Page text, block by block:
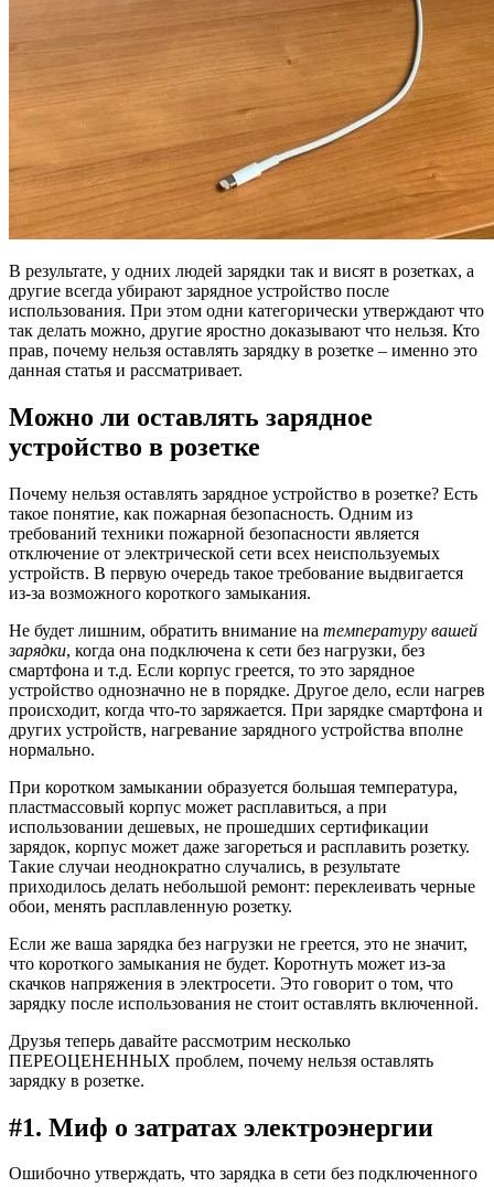
В результате, у одних людей зарядки так и висят в розетках, а
другие всегда убирают зарядное устройство после
использования. При этом одни категорически утверждают что
так делать можно, другие яростно доказывают что нельзя. Кто
прав, почему нельзя оставлять зарядку в розетке – именно это
данная статья и рассматривает.
Можно ли оставлять зарядное
устройство в розетке
Почему нельзя оставлять зарядное устройство в розетке? Есть
такое понятие, как пожарная безопасность. Одним из
требований техники пожарной безопасности является
отключение от электрической сети всех неиспользуемых
устройств. В первую очередь такое требование выдвигается
из-за возможного короткого замыкания.
Не будет лишним, обратить внимание на температуру вашей
зарядки, когда она подключена к сети без нагрузки, без
смартфона и т.д. Если корпус греется, то это зарядное
устройство однозначно не в порядке. Другое дело, если нагрев
происходит, когда что-то заряжается. При зарядке смартфона и
других устройств, нагревание зарядного устройства вполне
нормально.
При коротком замыкании образуется большая температура,
пластмассовый корпус может расплавиться, а при
использовании дешевых, не прошедших сертификации
зарядок, корпус может даже загореться и расплавить розетку.
Такие случаи неоднократно случались, в результате
приходилось делать небольшой ремонт: переклеивать черные
обои, менять расплавленную розетку.
Если же ваша зарядка без нагрузки не греется, это не значит,
что короткого замыкания не будет. Коротнуть может из-за
скачков напряжения в электросети. Это говорит о том, что
зарядку после использования не стоит оставлять включенной.
Друзья теперь давайте рассмотрим несколько
ПЕРЕОЦЕНЕННЫХ проблем, почему нельзя оставлять
зарядку в розетке.
#1. Миф о затратах электроэнергии
Ошибочно утверждать, что зарядка в сети без подключенного